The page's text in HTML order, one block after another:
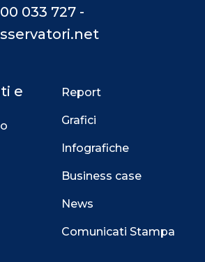
033 727 -
e
Report
Grafici
Infografiche
Business case
News
Comunicati Stampa